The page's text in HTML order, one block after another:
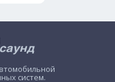
систем.